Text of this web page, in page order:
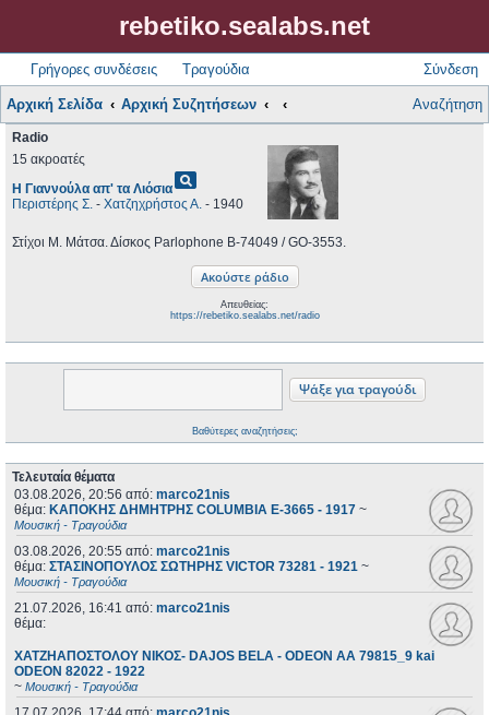
rebetiko.sealabs.net
Γρήγορες συνδέσεις Τραγούδια Σύνδεση
Αρχική Σελίδα Αρχική Συζητήσεων Αναζήτηση
Radio
15 ακροατές
Η Γιαννούλα απ' τα Λιόσιαpageview
Περιστέρης Σ. - Χατζηχρήστος Α. - 1940
Στίχοι Μ. Μάτσα. Δίσκος Parlophone B-74049 / GO-3553.
Απευθείας:
https://rebetiko.sealabs.net/radio
Βαθύτερες αναζητήσεις;
Τελευταία θέματα
03.08.2026, 20:56 από: marco21nis
θέμα: ΚΑΠΟΚΗΣ ΔΗΜΗΤΡΗΣ COLUMBIA E-3665 - 1917 ~
Μουσική - Τραγούδια
03.08.2026, 20:55 από: marco21nis
θέμα: ΣΤΑΣΙΝΟΠΟΥΛΟΣ ΣΩΤΗΡΗΣ VICTOR 73281 - 1921 ~
Μουσική - Τραγούδια
21.07.2026, 16:41 από: marco21nis
θέμα:
ΧΑΤΖΗΑΠΟΣΤΟΛΟΥ ΝΙΚΟΣ- DAJOS BELA - ODEON AA 79815_9 kai
ODEON 82022 - 1922
~ Μουσική - Τραγούδια